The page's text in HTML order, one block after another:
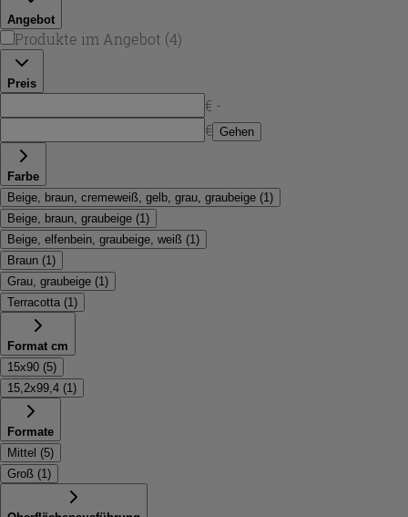
Angebot
Produkte im Angebot (4)
Preis
€ -
€ Gehen
Farbe
Beige, braun, cremeweiß, gelb, grau, graubeige (1 )
Beige, braun, graubeige (1 )
Beige, elfenbein, graubeige, weiß (1 )
Braun (1 )
Grau, graubeige (1 )
Terracotta (1 )
Format cm
15x90 (5)
15,2x99,4 (1 )
Formate
Mittel (5)
Groß (1 )